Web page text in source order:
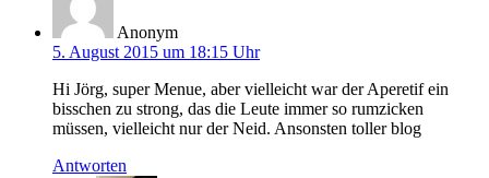
Anonym
5. August 2015 um 18:15 Uhr
Hi Jörg, super Menue, aber vielleicht war der Aperetif ein
bisschen zu strong, das die Leute immer so rumzicken
müssen, vielleicht nur der Neid. Ansonsten toller blog
Antworten